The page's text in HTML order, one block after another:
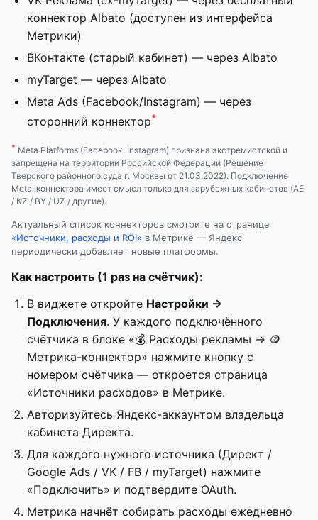
коннектор Albato (доступен из интерфейса
Метрики)
ВКонтакте (старый кабинет) — через Albato
myTarget — через Albato
Meta Ads (Facebook/Instagram) — через
сторонний коннектор*
* Meta Platforms (Facebook, Instagram) признана экстремистской и
запрещена на территории Российской Федерации (Решение
Тверского районного суда г. Москвы от 21.03.2022). Подключение
Meta-коннектора имеет смысл только для зарубежных кабинетов (AE
/ KZ / BY / UZ / другие).
Актуальный список коннекторов смотрите на странице
«Источники, расходы и ROI» в Метрике — Яндекс
периодически добавляет новые платформы.
Как настроить (1 раз на счётчик):
В виджете откройте Настройки →
Подключения. У каждого подключённого
счётчика в блоке «💰 Расходы рекламы → 🪙
Метрика-коннектор» нажмите кнопку с
номером счётчика — откроется страница
«Источники расходов» в Метрике.
Авторизуйтесь Яндекс-аккаунтом владельца
кабинета Директа.
Для каждого нужного источника (Директ /
Google Ads / VK / FB / myTarget) нажмите
«Подключить» и подтвердите OAuth.
Метрика начнёт собирать расходы ежедневно